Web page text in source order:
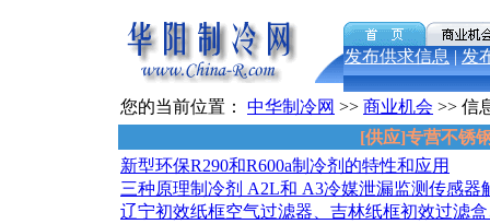
发布供求信息 | 发
您的当前位置： 中华制冷网 >> 商业机会 >> 信
[供应]专营不锈钢
新型环保R290和R600a制冷剂的特性和应用
三种原理制冷剂 A2L和 A3冷媒泄漏监测传感器
辽宁初效纸框空气过滤器、吉林纸框初效过滤